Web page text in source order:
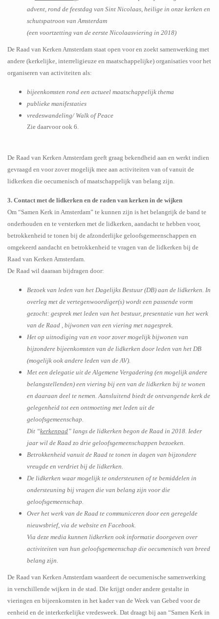
advent, rond de feestdag van Sint Nicolaas, heilige in onze kerken en
schutspatroon van Amsterdam
(een voortzetting van de eerste Nicolaasviering in 2018)
De Raad van Kerken Amsterdam staat open voor en zoekt samenwerking met
andere (kerkelijke, interreligieuze en maatschappelijke) organisaties voor het
organiseren van activiteiten als:
bijeenkomsten rond een actueel maatschappelijk thema
publieke manifestaties
vredeswandeling/ Walk of Peace
Zie daarvoor ook 6.
De Raad van Kerken Amsterdam geeft graag bekendheid aan en werkt indien
gevraagd en voor zover mogelijk mee aan activiteiten van of vanuit de
lidkerken die oecumenisch of maatschappelijk van belang zijn.
3. Contact met de lidkerken en de raden van kerken in de wijken
Om “Samen Kerk in Amsterdam” te kunnen zijn is het belangrijk de band te
onderhouden en te versterken met de lidkerken, aandacht te hebben voor,
betrokkenheid te tonen bij de afzonderlijke geloofsgemeenschappen en
omgekeerd aandacht en betrokkenheid te vragen van de lidkerken bij de
Raad van Kerken Amsterdam.
De Raad wil daaraan bijdragen door:
Bezoek van leden van het Dagelijks Bestuur (DB) aan de lidkerken. In
overleg met de vertegenwoordiger(s) wordt een passende vorm
gezocht: gesprek met leden van het bestuur, presentatie van het werk
van de Raad , bijwonen van een viering met nagesprek.
Het op uitnodiging van en voor zover mogelijk bijwonen van
bijzondere bijeenkomsten van de lidkerken door leden van het DB
(mogelijk ook andere leden van de AV).
Met een delegatie uit de Algemene Vergadering (en mogelijk andere
belangstellenden) een viering bij een van de lidkerken bij te wonen
en daaraan deel te nemen. Aansluitend biedt de ontvangende kerk de
gelegenheid tot een ontmoeting met leden uit de
geloofsgemeenschap.
Dit “kerkenpad” langs de lidkerken begon de Raad in 2018. Ieder
jaar wil de Raad zo drie geloofsgemeenschappen bezoeken.
Betrokkenheid vanuit de Raad te tonen in dagen van bijzondere
vreugde en verdriet bij de lidkerken.
De lidkerken waar mogelijk te ondersteunen of te bemiddelen in
ondersteuning bij vragen die van belang zijn voor die
geloofsgemeenschap.
Over het werk van de Raad te communiceren door een geregelde
nieuwsbrief, via de website en Facebook.
Via deze media kunnen lidkerken ook informatie doorgeven over
activiteiten van hun geloofsgemeenschap die oecumenisch van breed
belang zijn.
De Raad van Kerken Amsterdam waardeert de oecumenische samenwerking
in verschillende wijken in de stad. Die krijgt onder andere gestalte in
vieringen en bijeenkomsten in het kader van de Week van Gebed voor de
eenheid en de interkerkelijke vredesweek. Dat draagt bij aan “Samen Kerk in